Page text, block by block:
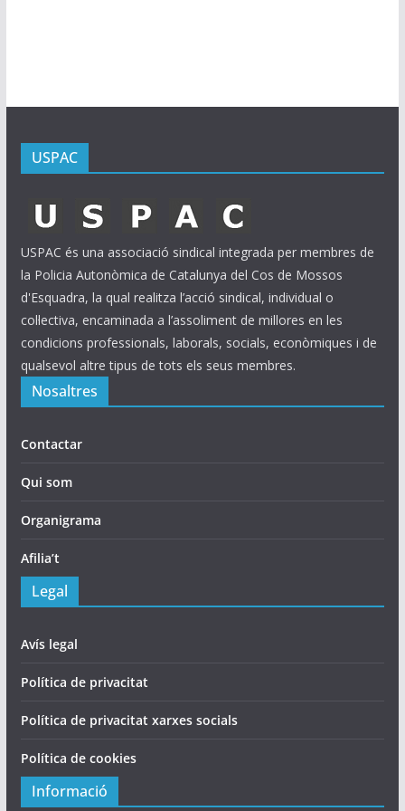
USPAC
USPAC és una associació sindical integrada per membres de
la Policia Autonòmica de Catalunya del Cos de Mossos
d'Esquadra, la qual realitza l’acció sindical, individual o
col·lectiva, encaminada a l’assoliment de millores en les
condicions professionals, laborals, socials, econòmiques i de
qualsevol altre tipus de tots els seus membres.
Nosaltres
Contactar
Qui som
Organigrama
Afilia’t
Legal
Avís legal
Política de privacitat
Política de privacitat xarxes socials
Política de cookies
Informació